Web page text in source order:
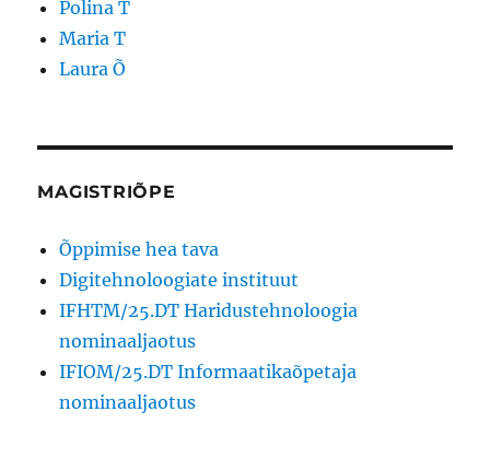
Polina T
Maria T
Laura Õ
MAGISTRIÕPE
Õppimise hea tava
Digitehnoloogiate instituut
IFHTM/25.DT Haridustehnoloogia
nominaaljaotus
IFIOM/25.DT Informaatikaõpetaja
nominaaljaotus